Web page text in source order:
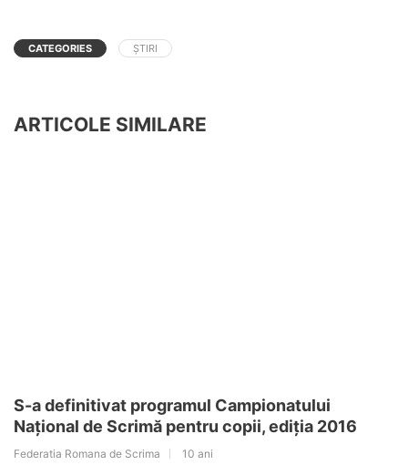
CATEGORIES ȘTIRI
ARTICOLE SIMILARE
S-a definitivat programul Campionatului
Național de Scrimă pentru copii, ediția 2016
Federatia Romana de Scrima 10 ani